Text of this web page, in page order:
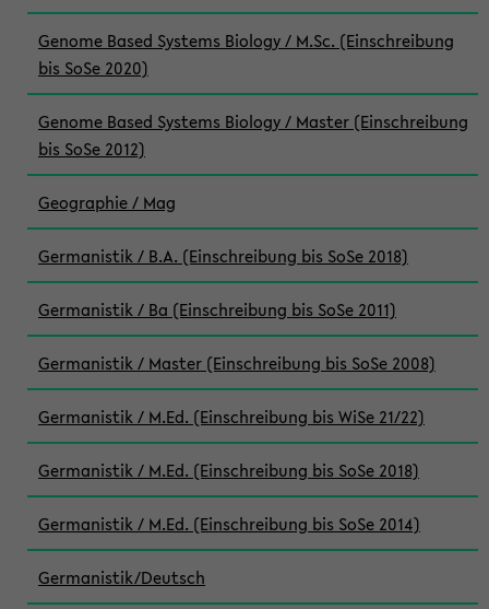
Genome Based Systems Biology / M.Sc. (Einschreibung
bis SoSe 2020)
Genome Based Systems Biology / Master (Einschreibung
bis SoSe 2012)
Geographie / Mag
Germanistik / B.A. (Einschreibung bis SoSe 2018)
Germanistik / Ba (Einschreibung bis SoSe 2011)
Germanistik / Master (Einschreibung bis SoSe 2008)
Germanistik / M.Ed. (Einschreibung bis WiSe 21/22)
Germanistik / M.Ed. (Einschreibung bis SoSe 2018)
Germanistik / M.Ed. (Einschreibung bis SoSe 2014)
Germanistik/Deutsch